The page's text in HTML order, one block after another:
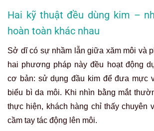
Hai kỹ thuật đều dùng kim –
hoàn toàn khác nhau
Sở dĩ có sự nhầm lẫn giữa xăm môi và
hai phương pháp này đều hoạt động
cơ bản: sử dụng đầu kim để đưa mực
biểu bì da môi. Khi nhìn bằng mắt
thực hiện, khách hàng chỉ thấy chuyên
cầm tay tác động lên môi.